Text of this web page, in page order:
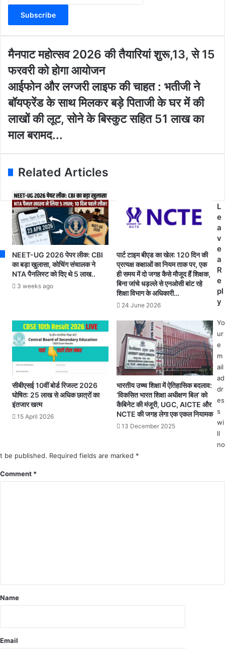
t
o
r
E
m
a
i
l
a
d
r
e
मै
पा
ट
हो
त्स
व
2
6
की
या
रि
यां
रू
आ
मैनपाट महोत्सव 2026 की तैयारियां शुरू,13, से 15
फरवरी को होगा आयोजन
आ
फो
न
औ
र
री
ला
फ
की
चा
भ
ती
जी
के
क
ता
के
ने
ट
आईफोन और लग्जरी लाइफ की चाहत : भतीजी ने
बॉयफ्रेंड के साथ मिलकर बड़े पिताजी के घर में की
लाखों की लूट, सोने के बिस्कुट सहित 51 लाख का
माल बरामद...
Related Articles
NEET-UG 2026 पेपर लीक: CBI
का बड़ा खुलासा, कोचिंग संचालक ने
NTA पैनलिस्ट को दिए थे 5 लाख..
3 weeks ago
पार्ट टाइम बीएड का खेल: 120 दिन की
प्रत्यक्ष कक्षाओं का नियम ताक पर, एक
ही समय में दो जगह कैसे मौजूद हैं शिक्षक,
बिना जांचे धड़ल्ले से एनओसी बांट रहे
शिक्षा विभाग के अधिकारी…
24 June 2026
सीबीएसई 10वीं बोर्ड रिजल्ट 2026
घोषित: 25 लाख से अधिक छात्रों का
इंतजार खत्म
15 April 2026
भारतीय उच्च शिक्षा में ऐतिहासिक बदलाव:
‘विकसित भारत शिक्षा अधीक्षण बिल’ को
कैबिनेट की मंजूरी, UGC, AICTE और
NCTE की जगह लेगा एक एकल नियामक
13 December 2025
L
e
a
v
e
a
R
e
pl
y
Yo
ur
e
m
ail
ad
dr
es
s
wi
ll
no
t be published. Required fields are marked *
Comment *
Name
Email